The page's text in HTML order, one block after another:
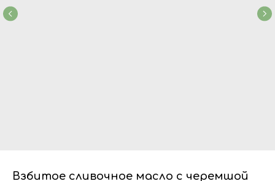
Взбитое сливочное масло с черемшой